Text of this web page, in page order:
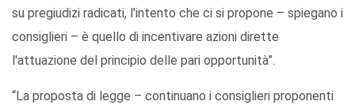
su pregiudizi radicati, l'intento che ci si propone – spiegano i
consiglieri – è quello di incentivare azioni dirette
l'attuazione del principio delle pari opportunità”.
“La proposta di legge – continuano i consiglieri proponenti